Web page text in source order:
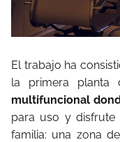
El trabajo ha
la primera
multifuncional
para uso y disfrute
familia: una zona